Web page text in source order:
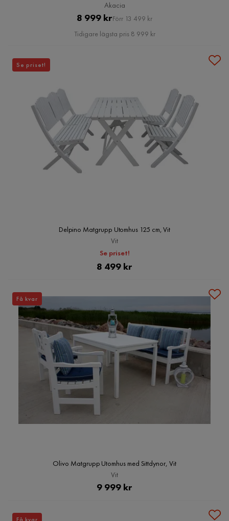
Akacia
Pris
8 999 krOriginal
Pris
Förr 13 499 kr
Tidigare lägsta pris 8 999 kr
Delpino Matgrupp Utomhus 125 cm, Vit
Vit
Se priset!
Pris
8 499 kr
Se priset!
Olivo Matgrupp Utomhus med Sittdynor, Vit
Vit
Pris
9 999 kr
Få kvar